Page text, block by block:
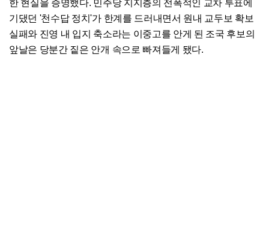
한 현실을 증명했다. 민주당 지지층의 전폭적인 교차 투표에
기댔던 '천수답 정치'가 한계를 드러내면서 원내 교두보 확보
실패와 진영 내 입지 축소라는 이중고를 안게 된 조국 후보의
앞날은 당분간 짙은 안개 속으로 빠져들게 됐다.